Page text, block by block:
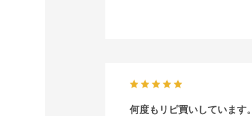
何度もリピ買いしています。